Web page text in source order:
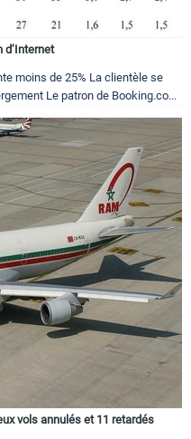
d’Internet
moins de 25% La clientèle se
Le patron de Booking.co...
vols annulés et 11 retardés